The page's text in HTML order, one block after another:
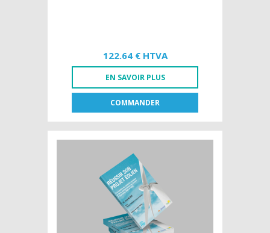
122.64 € HTVA
EN SAVOIR PLUS
COMMANDER
NL